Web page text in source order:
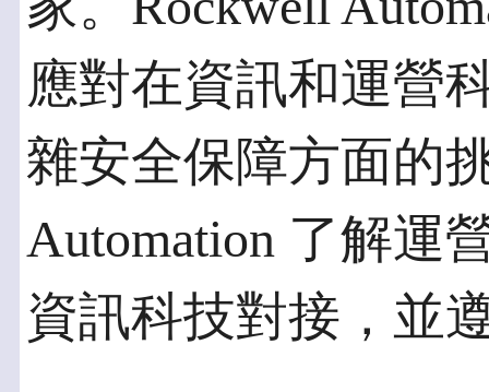
應對在資訊和運營
雜安全保障方面的
Automation 了解運
資訊科技對接，並